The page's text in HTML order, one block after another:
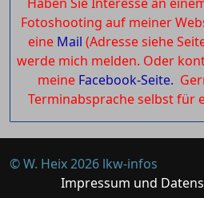
Haben Sie Interesse an
Fotoshooting auf meiner
eine Mail (Adresse siehe
werde mich melden. Oder
meine Facebook-Seite.
Terminabsprache selbst für
© W. Heix 2026 lkw-infos
Impressum und